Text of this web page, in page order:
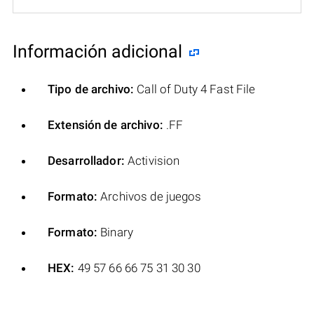
Información adicional
Tipo de archivo: Call of Duty 4 Fast File
Extensión de archivo: .FF
Desarrollador: Activision
Formato: Archivos de juegos
Formato: Binary
HEX: 49 57 66 66 75 31 30 30